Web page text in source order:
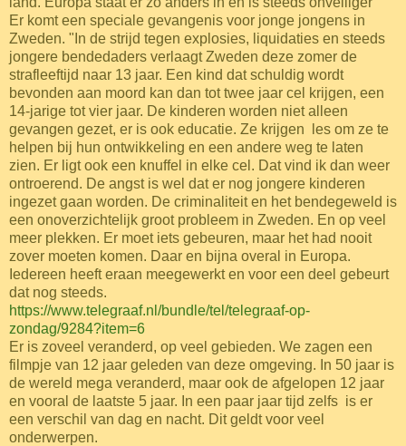
Er komt een speciale gevangenis voor jonge jongens in
Zweden. "In de strijd tegen explosies, liquidaties en steeds
jongere bendedaders verlaagt Zweden deze zomer de
strafleeftijd naar 13 jaar. Een kind dat schuldig wordt
bevonden aan moord kan dan tot twee jaar cel krijgen, een
14-jarige tot vier jaar. De kinderen worden niet alleen
gevangen gezet, er is ook educatie. Ze krijgen les om ze te
helpen bij hun ontwikkeling en een andere weg te laten
zien. Er ligt ook een knuffel in elke cel. Dat vind ik dan weer
ontroerend. De angst is wel dat er nog jongere kinderen
ingezet gaan worden. De criminaliteit en het bendegeweld is
een onoverzichtelijk groot probleem in Zweden. En op veel
meer plekken. Er moet iets gebeuren, maar het had nooit
zover moeten komen. Daar en bijna overal in Europa.
Iedereen heeft eraan meegewerkt en voor een deel gebeurt
dat nog steeds.
https://www.telegraaf.nl/bundle/tel/telegraaf-op-
zondag/9284?item=6
Er is zoveel veranderd, op veel gebieden. We zagen een
filmpje van 12 jaar geleden van deze omgeving. In 50 jaar is
de wereld mega veranderd, maar ook de afgelopen 12 jaar
en vooral de laatste 5 jaar. In een paar jaar tijd zelfs is er
een verschil van dag en nacht. Dit geldt voor veel
onderwerpen.